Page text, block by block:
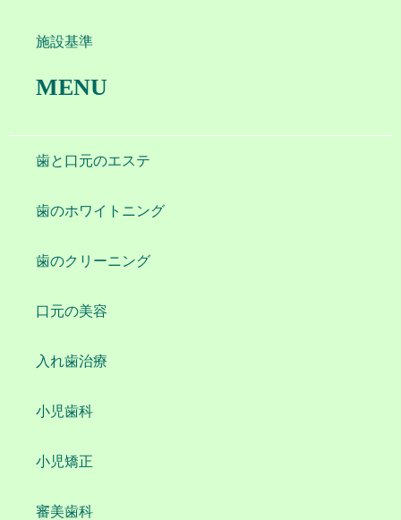
施設基準
MENU
歯と口元のエステ
歯のホワイトニング
歯のクリーニング
口元の美容
入れ歯治療
小児歯科
小児矯正
審美歯科